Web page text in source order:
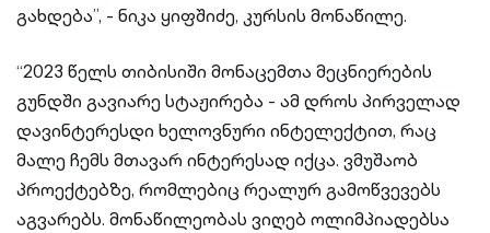
გახდება”, - ნიკა ყიფშიძე, კურსის მონაწილე.
“2023 წელს თიბისიში მონაცემთა მეცნიერების
გუნდში გავიარე სტაჟირება - ამ დროს პირველად
დავინტერესდი ხელოვნური ინტელექტით, რაც
მალე ჩემს მთავარ ინტერესად იქცა. ვმუშაობ
პროექტებზე, რომლებიც რეალურ გამოწვევებს
აგვარებს. მონაწილეობას ვიღებ ოლიმპიადებსა